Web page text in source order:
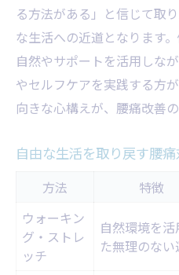
る方法がある」と信じて取
な生活への近道となります
自然やサポートを活用しな
やセルフケアを実践する方
向きな心構えが、腰痛改善
自由な生活を取り戻す腰
方法 特徴
ウォーキン
グ・ストレ
ッチ
自然環境を活
た無理のない